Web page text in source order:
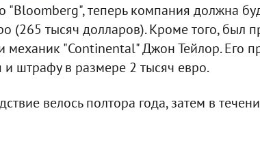
"Bloomberg", теперь компания должна
(265 тысяч долларов). Кроме того, был
механик "Continental" Джон Тейлор. Его
и штрафу в размере 2 тысяч евро.
велось полтора года, затем в